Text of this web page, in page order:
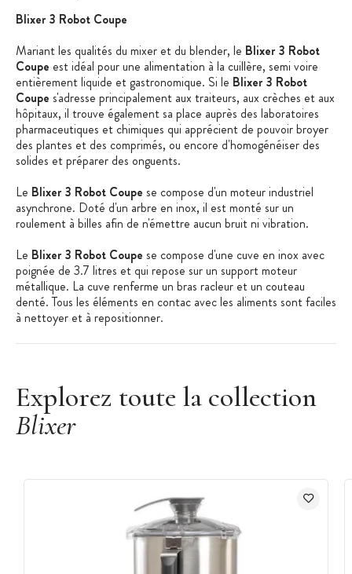
Blixer 3 Robot Coupe
Mariant les qualités du mixer et du blender, le Blixer 3 Robot
Coupe est idéal pour une alimentation à la cuillère, semi voire
entièrement liquide et gastronomique. Si le Blixer 3 Robot
Coupe s'adresse principalement aux traiteurs, aux crèches et aux
hôpitaux, il trouve également sa place auprès des laboratoires
pharmaceutiques et chimiques qui apprécient de pouvoir broyer
des plantes et des comprimés, ou encore d'homogénéiser des
solides et préparer des onguents.
Le Blixer 3 Robot Coupe se compose d'un moteur industriel
asynchrone. Doté d'un arbre en inox, il est monté sur un
roulement à billes afin de n'émettre aucun bruit ni vibration.
Le Blixer 3 Robot Coupe se compose d'une cuve en inox avec
poignée de 3.7 litres et qui repose sur un support moteur
métallique. La cuve renferme un bras racleur et un couteau
denté. Tous les éléments en contac avec les aliments sont faciles
à nettoyer et à repositionner.
Robuste
Polyvalent
Caractéristiques du Robot Coupe:
Marque : Robot Coupe
Hauteur : 420 mm
Explorez toute la collection
Blixer